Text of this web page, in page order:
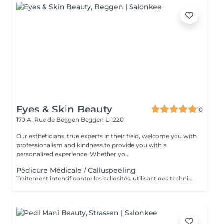
Eyes & Skin Beauty
10
170 A, Rue de Beggen Beggen L-1220
Our estheticians, true experts in their field, welcome you with
professionalism and kindness to provide you with a
personalized experience. Whether yo...
Pédicure Médicale / Calluspeeling
Traitement intensif contre les callosités, utilisant des techniques médicales pour des pieds doux, lisses et parfaitement soignés.